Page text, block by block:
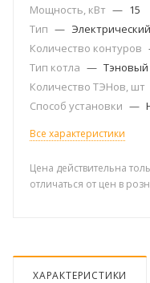
Мощность, кВт — 15
Тип —
Количество контуров
Тип котла — Тэновый
Количество ТЭНов, шт
Способ установки —
Все характеристики
Цена действительна
отличаться от цен в
ХАРАКТЕРИСТИКИ